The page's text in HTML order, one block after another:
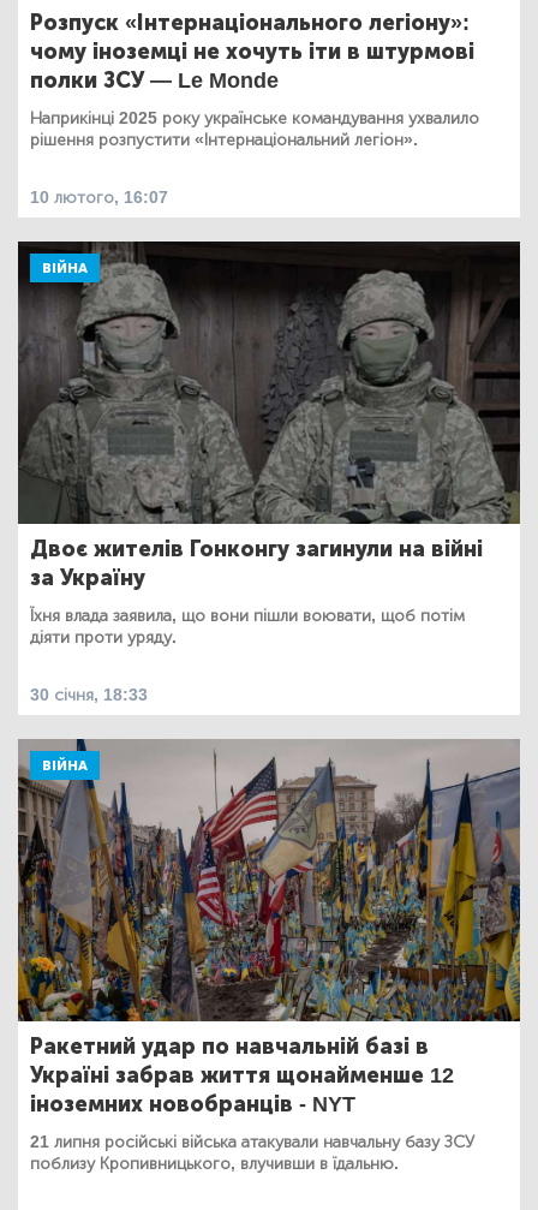
Розпуск «Інтернаціонального легіону»:
чому іноземці не хочуть іти в штурмові
полки ЗСУ — Le Monde
Наприкінці 2025 року українське командування ухвалило
рішення розпустити «Інтернаціональний легіон».
10 лютого, 16:07
ВІЙНА
Двоє жителів Гонконгу загинули на війні
за Україну
Їхня влада заявила, що вони пішли воювати, щоб потім
діяти проти уряду.
30 січня, 18:33
ВІЙНА
Ракетний удар по навчальній базі в
Україні забрав життя щонайменше 12
іноземних новобранців - NYT
21 липня російські війська атакували навчальну базу ЗСУ
поблизу Кропивницького, влучивши в їдальню.